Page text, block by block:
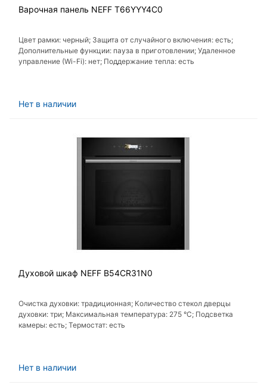
Варочная панель NEFF T66YYY4C0
Цвет рамки: черный; Защита от случайного включения: есть;
Дополнительные функции: пауза в приготовлении; Удаленное
управление (Wi-Fi): нет; Поддержание тепла: есть
Нет в наличии
Духовой шкаф NEFF B54CR31N0
Очистка духовки: традиционная; Количество стекол дверцы
духовки: три; Максимальная температура: 275 °C; Подсветка
камеры: есть; Термостат: есть
Нет в наличии